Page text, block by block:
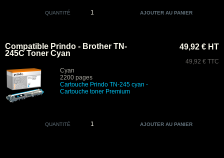
QUANTITÉ
Compatible Prindo - Brother TN-
245C Toner Cyan
Cyan
2200 pages
Cartouche Prindo TN-245 cyan -
Cartouche toner Premium
49,92 € HT
49,92 € TTC
QUANTITÉ